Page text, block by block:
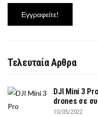
Τελευταία Αρθρα
DJI Mini 3
drones σε
10/05/2022